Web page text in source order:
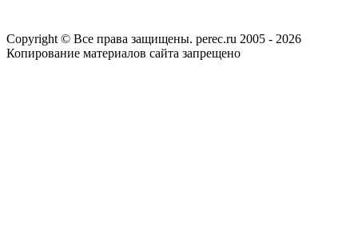
Copyright © Все права защищены. perec.ru 2005 - 2026
Копирование материалов сайта запрещено